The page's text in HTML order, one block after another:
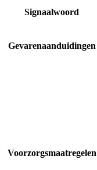
Signaalwoord
Gevarenaanduidingen
Voorzorgsmaatregelen